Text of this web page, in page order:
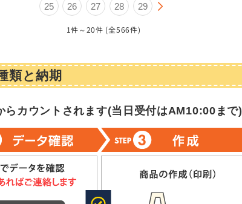
25 26 27 28 29
1件～20件 (全566件)
類と納期
らカウントされます(当日受付はAM10:00まで)